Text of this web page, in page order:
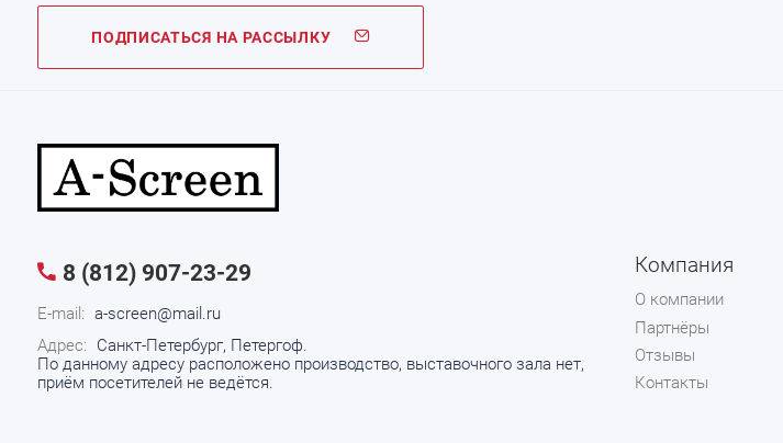
ПОДПИСАТЬСЯ НА РАССЫЛКУ
8 (812) 907-23-29
E-mail: a-screen@mail.ru
Адрес:
Санкт-Петербург, Петергоф.
По данному адресу расположено производство, выставочного зала нет,
приём посетителей не ведётся.
Компания
О компании
Партнёры
Отзывы
Контакты